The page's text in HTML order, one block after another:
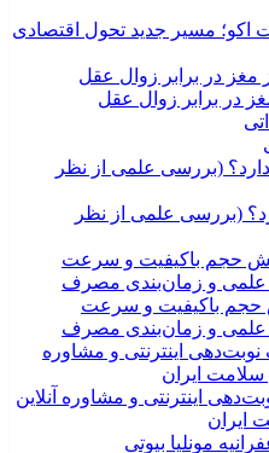
مسیر جدید تحول اقتصادی
در برابر زوال عقل
(بررسی علمی از نظر
حجم باکیفیت و سرعت
علمی و زمان‌بندی مصرف
اینترنتی و مشاوره آنلاین
ایران